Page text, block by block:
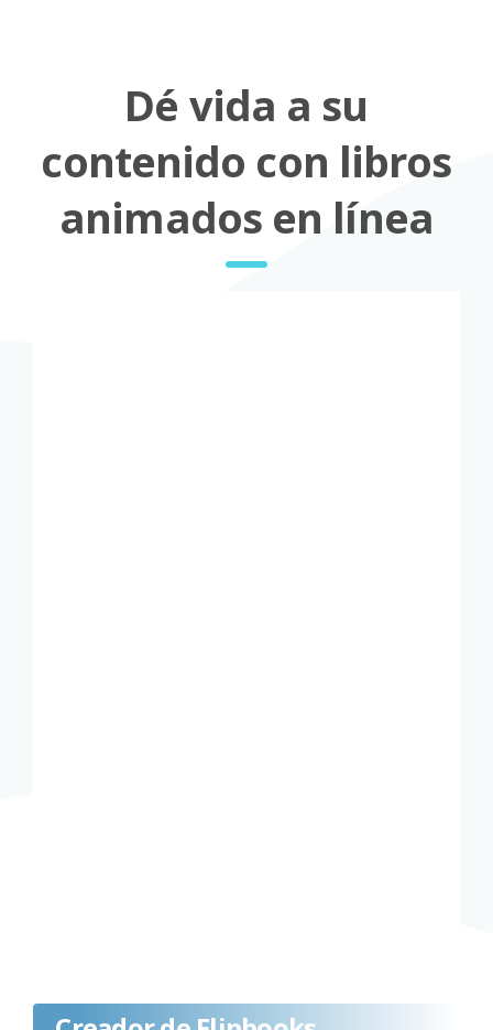
Dé vida a su
contenido con libros
animados en línea